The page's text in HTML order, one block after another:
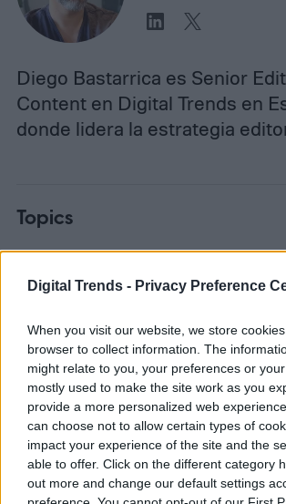
Digital Trends - Privacy Preference
When you visit our website, we store
browser to collect information. The
might relate to you, your preferences or
mostly used to make the site work as you
provide a more personalized web
can choose not to allow certain types of
impact your experience of the site and the
able to offer. Click on the different category
out more and change our default settings
Diego Bastarrica es Senior
Content en Digital Trends en
donde lidera la estrategia
Topics
TELEFONÍA CELULAR
Los 5 teléfonos
infravalorados de